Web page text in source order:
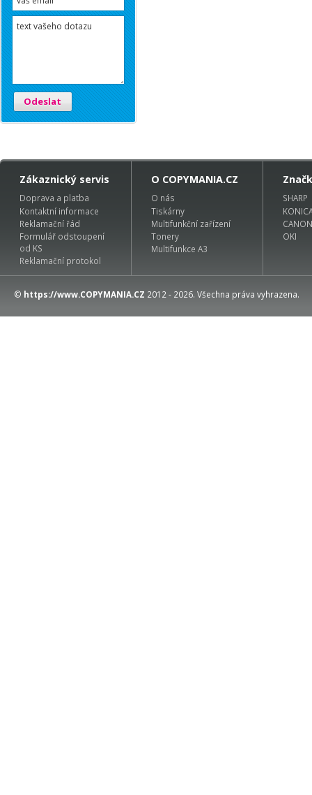
Odeslat
Zákaznický servis
Doprava a platba
Kontaktní informace
Reklamační řád
Formulář odstoupení
od KS
Reklamační protokol
O COPYMANIA.CZ
O nás
Tiskárny
Multifunkční zařízení
Tonery
Multifunkce A3
SHARP
CANON
OKI
© https://www.COPYMANIA.CZ 2012 - 2026. Všechna práva vyhrazena.